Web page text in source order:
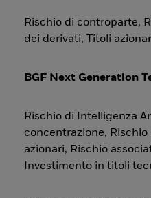
Rischio di controparte,
dei derivati, Titoli
BGF Next Generation
Rischio di Intelligenza
concentrazione,
azionari, Rischio
Investimento in titoli